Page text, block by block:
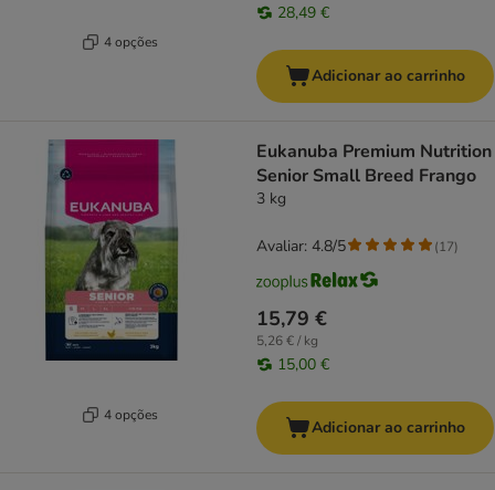
4 opções
28,49 €
Adicionar ao carrinho
4 opções
Eukanuba Premium Nutrition
Senior Small Breed Frango
3 kg
15,79 €
5,26 € / kg
15,00 €
Avaliar: 4.8/5 (17)
Adicionar ao carrinho